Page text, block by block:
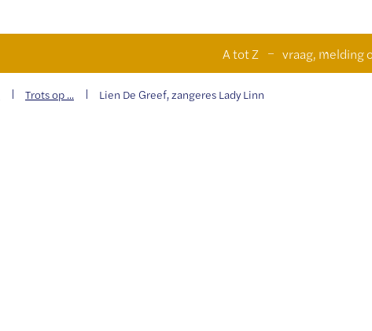
inhoudA tot Z vraag, melding
Trots op ... Lien De Greef, zangeres Lady Linn